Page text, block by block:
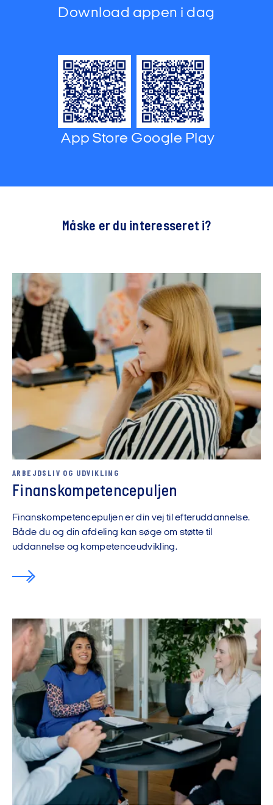
Download appen i dag
App Store Google Play
Måske er du interesseret i?
ARBEJDSLIV OG UDVIKLING
Finanskompetencepuljen
Finanskompetencepuljen er din vej til efteruddannelse.
Både du og din afdeling kan søge om støtte til
uddannelse og kompetenceudvikling.